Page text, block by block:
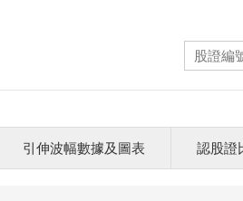
引伸波幅數據及圖表 認股證